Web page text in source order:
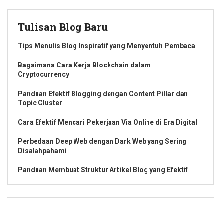
Tulisan Blog Baru
Tips Menulis Blog Inspiratif yang Menyentuh Pembaca
Bagaimana Cara Kerja Blockchain dalam
Cryptocurrency
Panduan Efektif Blogging dengan Content Pillar dan
Topic Cluster
Cara Efektif Mencari Pekerjaan Via Online di Era Digital
Perbedaan Deep Web dengan Dark Web yang Sering
Disalahpahami
Panduan Membuat Struktur Artikel Blog yang Efektif